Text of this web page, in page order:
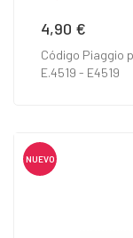
Precio
4,90 €
Código Piaggio
E.4519 - E4519
NUEVO